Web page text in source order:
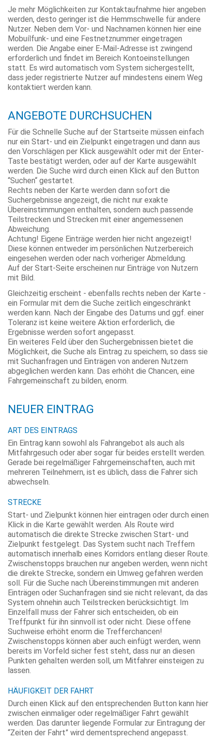
Je mehr Möglichkeiten zur Kontaktaufnahme hier angeben
werden, desto geringer ist die Hemmschwelle für andere
Nutzer. Neben dem Vor- und Nachnamen können hier eine
Mobuílfunk- und eine Festnetznummer eingetragen
werden. Die Angabe einer E-Mail-Adresse ist zwingend
erforderlich und findet im Bereich Kontoeinstellungen
statt. Es wird automatisch vom System sichergestellt,
dass jeder registrierte Nutzer auf mindestens einem Weg
kontaktiert werden kann.
ANGEBOTE DURCHSUCHEN
Für die Schnelle Suche auf der Startseite müssen einfach
nur ein Start- und ein Zielpunkt eingetragen und dann aus
den Vorschlägen per Klick ausgewählt oder mit der Enter-
Taste bestätigt werden, oder auf der Karte ausgewählt
werden. Die Suche wird durch einen Klick auf den Button
“Suchen“ gestartet.
Rechts neben der Karte werden dann sofort die
Suchergebnisse angezeigt, die nicht nur exakte
Übereinstimmungen enthalten, sondern auch passende
Teilstrecken und Strecken mit einer angemessenen
Abweichung.
Achtung! Eigene Einträge werden hier nicht angezeigt!
Diese können entweder im persönlichen Nutzerbereich
eingesehen werden oder nach vorheriger Abmeldung.
Auf der Start-Seite erscheinen nur Einträge von Nutzern
mit Bild.
Gleichzeitig erscheint - ebenfalls rechts neben der Karte -
ein Formular mit dem die Suche zeitlich eingeschränkt
werden kann. Nach der Eingabe des Datums und ggf. einer
Toleranz ist keine weitere Aktion erforderlich, die
Ergebnisse werden sofort angepasst.
Ein weiteres Feld über den Suchergebnissen bietet die
Möglichkeit, die Suche als Eintrag zu speichern, so dass sie
mit Suchanfragen und Einträgen von anderen Nutzern
abgeglichen werden kann. Das erhöht die Chancen, eine
Fahrgemeinschaft zu bilden, enorm.
NEUER EINTRAG
ART DES EINTRAGS
Ein Eintrag kann sowohl als Fahrangebot als auch als
Mitfahrgesuch oder aber sogar für beides erstellt werden.
Gerade bei regelmäßiger Fahrgemeinschaften, auch mit
mehreren Teilnehmern, ist es üblich, dass die Fahrer sich
abwechseln.
STRECKE
Start- und Zielpunkt können hier eintragen oder durch einen
Klick in die Karte gewählt werden. Als Route wird
automatisch die direkte Strecke zwischen Start- und
Zielpunkt festgelegt. Das System sucht nach Treffern
automatisch innerhalb eines Korridors entlang dieser Route.
Zwischenstopps brauchen nur angeben werden, wenn nicht
die direkte Strecke, sondern ein Umweg gefahren werden
soll. Für die Suche nach Übereinstimmungen mit anderen
Einträgen oder Suchanfragen sind sie nicht relevant, da das
System ohnehin auch Teilstrecken berücksichtigt. Im
Einzelfall muss der Fahrer sich entscheiden, ob ein
Treffpunkt für ihn sinnvoll ist oder nicht. Diese offene
Suchweise erhöht enorm die Trefferchancen!
Zwischenstopps können aber auch einfügt werden, wenn
bereits im Vorfeld sicher fest steht, dass nur an diesen
Punkten gehalten werden soll, um Mitfahrer einsteigen zu
lassen.
HÄUFIGKEIT DER FAHRT
Durch einen Klick auf den entsprechenden Button kann hier
zwischen einmaliger oder regelmäßiger Fahrt gewählt
werden. Das darunter liegende Formular zur Eintragung der
“Zeiten der Fahrt” wird dementsprechend angepasst.